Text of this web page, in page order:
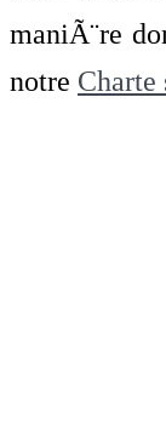
maniÃ¨re
notre Charte